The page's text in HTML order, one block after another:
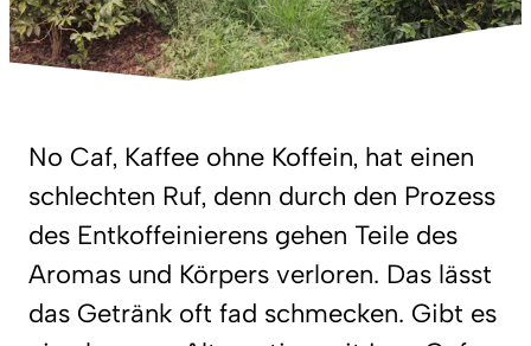
No Caf, Kaffee ohne Koffein, hat einen
schlechten Ruf, denn durch den Prozess
des Entkoffeinierens gehen Teile des
Aromas und Körpers verloren. Das lässt
das Getränk oft fad schmecken. Gibt es